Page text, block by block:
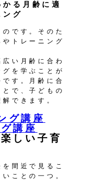
る月齢に適
ング
です。そのた
トレーニング
い月齢に合わ
を学ぶことが
す。月齢に合
で、子どもの
できます。
講座
しい子育
間近で見るこ
ことの一つ。